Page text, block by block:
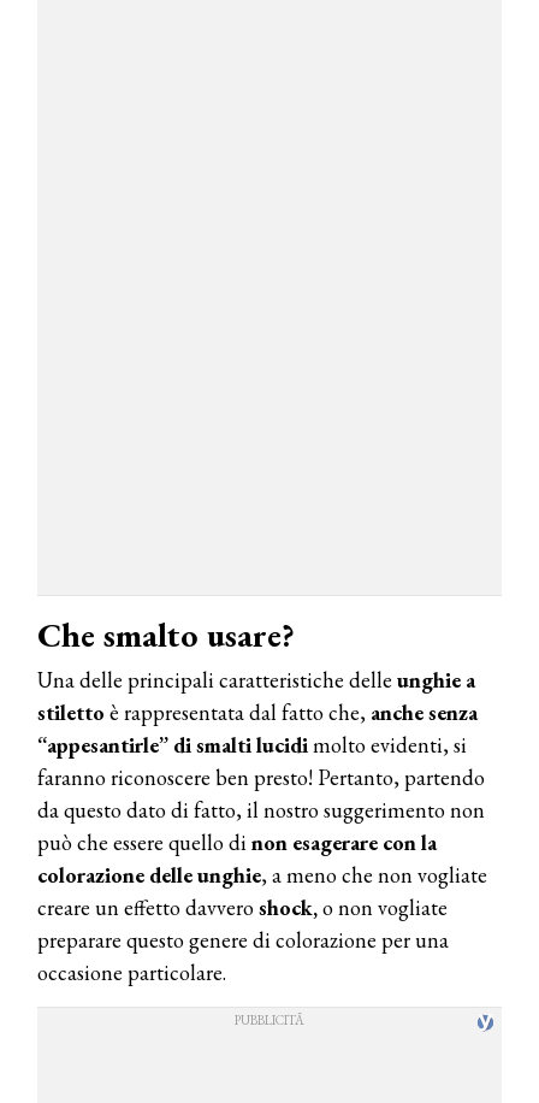
Che smalto usare?
Una delle principali caratteristiche delle unghie a
stiletto è rappresentata dal fatto che, anche senza
“appesantirle” di smalti lucidimolto evidenti, si
faranno riconoscere ben presto! Pertanto, partendo
da questo dato di fatto, il nostro suggerimento non
può che essere quello dinon esagerare con la
colorazione delle unghie, a meno che non vogliate
creare un effetto davveroshock,o non vogliate
preparare questo genere di colorazione per una
occasione particolare.